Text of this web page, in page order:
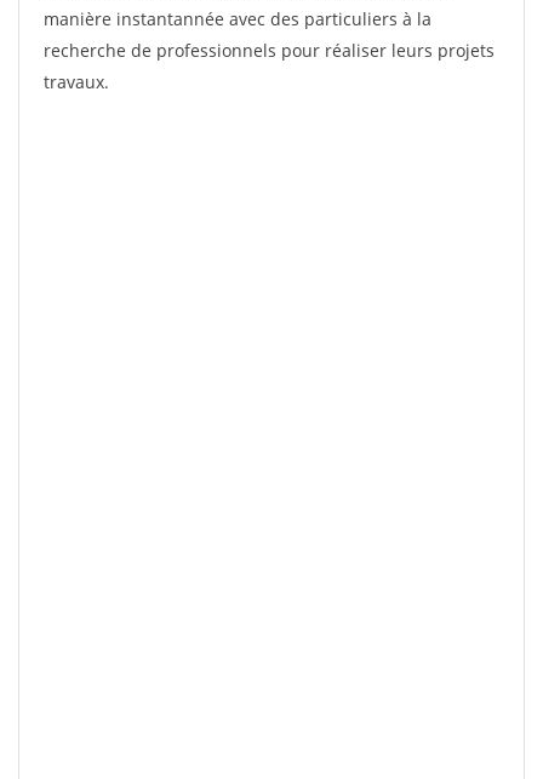
manière instantannée avec des particuliers à la
recherche de professionnels pour réaliser leurs projets
travaux.